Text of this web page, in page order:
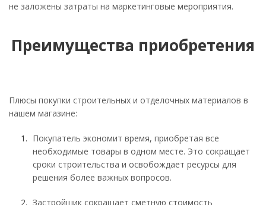
не заложены затраты на маркетинговые мероприятия.
Преимущества приобретения
Плюсы покупки строительных и отделочных материалов в
нашем магазине:
Покупатель экономит время, приобретая все
необходимые товары в одном месте. Это сокращает
сроки строительства и освобождает ресурсы для
решения более важных вопросов.
Застройщик сокращает сметную стоимость